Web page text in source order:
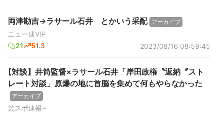
両津勘吉→ラサール石井 とかいう采配 アーカイブ
ニュー速VIP
21
51.3 2023/08/16 08:59:45
【対談】井筒監督×ラサール石井「岸田政権〝返納〞スト
レート対談」原爆の地に首脳を集めて何もやらなかった
アーカイブ
芸スポ速報+